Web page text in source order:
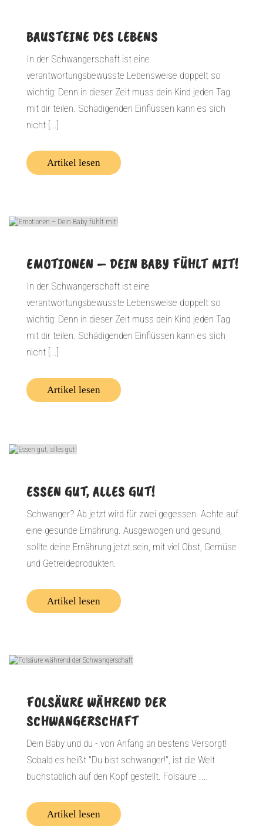
BAUSTEINE DES LEBENS
In der Schwangerschaft ist eine
verantwortungsbewusste Lebensweise doppelt so
wichtig: Denn in dieser Zeit muss dein Kind jeden Tag
mit dir teilen. Schädigenden Einflüssen kann es sich
nicht [...]
Artikel lesen
EMOTIONEN – DEIN BABY FÜHLT MIT!
In der Schwangerschaft ist eine
verantwortungsbewusste Lebensweise doppelt so
wichtig: Denn in dieser Zeit muss dein Kind jeden Tag
mit dir teilen. Schädigenden Einflüssen kann es sich
nicht [...]
Artikel lesen
ESSEN GUT, ALLES GUT!
Schwanger? Ab jetzt wird für zwei gegessen. Achte auf
eine gesunde Ernährung. Ausgewogen und gesund,
sollte deine Ernährung jetzt sein, mit viel Obst, Gemüse
und Getreideprodukten.
Artikel lesen
FOLSÄURE WÄHREND DER
SCHWANGERSCHAFT
Dein Baby und du - von Anfang an bestens Versorgt!
Sobald es heißt "Du bist schwanger!", ist die Welt
buchstäblich auf den Kopf gestellt. Folsäure ....
Artikel lesen